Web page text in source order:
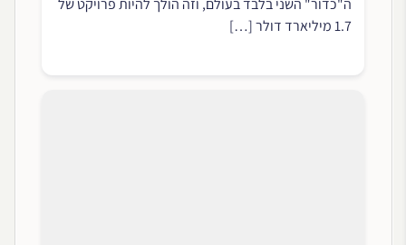
ה"כדור" השני בלבד בעולם, וזה הולך להיות פרויקט של
1.7 מיליארד דולר […]